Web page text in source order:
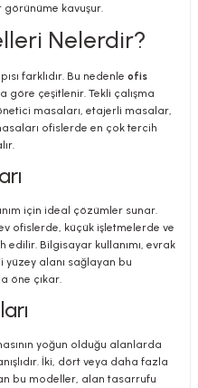
kavuşur.
Nelerdir?
farklıdır. Bu nedenle ofis
göre çeşitlenir. Tekli çalışma
masaları, etajerli masalar,
ofislerde en çok tercih
için ideal çözümler sunar.
ofislerde, küçük işletmelerde ve
edilir. Bilgisayar kullanımı, evrak
yüzey alanı sağlayan bu
öne çıkar.
yoğun olduğu alanlarda
İki, dört veya daha fazla
bu modeller, alan tasarrufu